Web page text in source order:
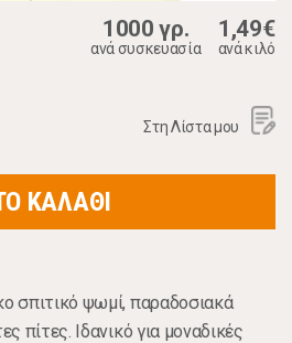
1000 γρ.
ανά συσκευασία
1,49€
ανά κιλό
Στη Λίστα μου
ΚΑΛΑΘΙ
σπιτικό ψωμί, παραδοσιακά
πίτες. Ιδανικό για μοναδικές